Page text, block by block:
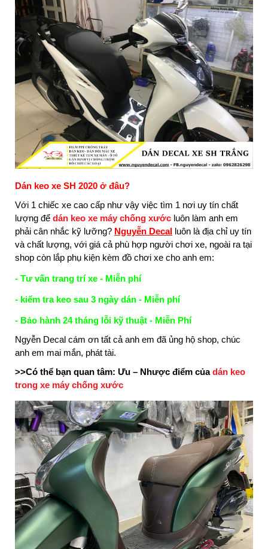
Dán keo xe SH 2020 ở đâu?
Với 1 chiếc xe cao cấp như vậy việc tìm 1 nơi uy tín chất
lượng để dán keo xe máy chống xước luôn làm anh em
phải cân nhắc kỹ lưỡng? Nguyễn Decal luôn là địa chỉ uy tín
và chất lượng, với giá cả phù hợp người chơi xe, ngoài ra tại
shop còn lắp phụ kiện kèm đồ chơi xe cho anh em:
- Tư vấn trang trí xe - Miễn phí
- kiểm tra keo sau 3 ngày dán - Miễn phí
- Bảo hành 24 tháng lỗi kỹ thuật - Miễn Phí
Ngyễn Decal cám ơn tất cả anh em đã ủng hộ shop, chúc
anh em mai mắn, phát tài.
>>Có thể bạn quan tâm: Ưu – Nhược điểm củadán keo
trong xe máy chống xước